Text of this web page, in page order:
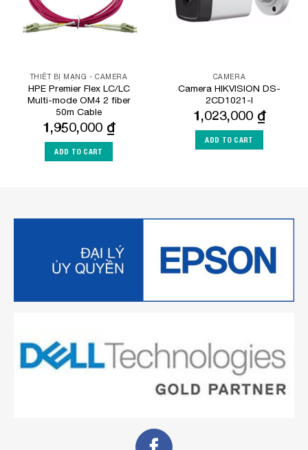
THIẾT BỊ MẠNG - CAMERA
HPE Premier Flex LC/LC
Multi-mode OM4 2 fiber
50m Cable
1,950,000 ₫
ADD TO CART
CAMERA
Camera HIKVISION DS-
2CD1021-I
1,023,000 ₫
ADD TO CART